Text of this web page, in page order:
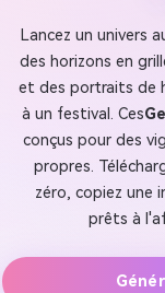
Lancez un univers
des horizons en
et des portraits de
à un festival. Ces
conçus pour des
propres.
zéro, copiez une
prêts à